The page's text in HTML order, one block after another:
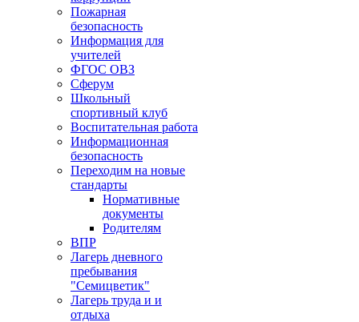
Пожарная
безопасность
Информация для
учителей
ФГОС ОВЗ
Сферум
Школьный
спортивный клуб
Воспитательная работа
Информационная
безопасность
Переходим на новые
стандарты
Нормативные
документы
Родителям
ВПР
Лагерь дневного
пребывания
"Семицветик"
Лагерь труда и и
отдыха